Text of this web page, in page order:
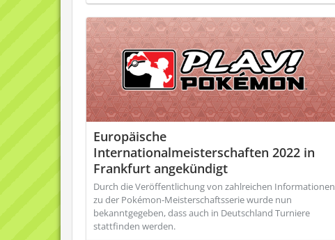
Europäische
Internationalmeisterschaften 2022 in
Frankfurt angekündigt
Durch die Veröffentlichung von zahlreichen Informationen
zu der Pokémon-Meisterschaftsserie wurde nun
bekanntgegeben, dass auch in Deutschland Turniere
stattfinden werden.